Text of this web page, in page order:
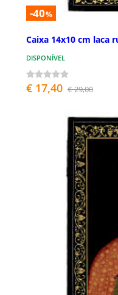
-40%
Caixa 14x10 cm laca
DISPONÍVEL
€ 17,40 € 29,00